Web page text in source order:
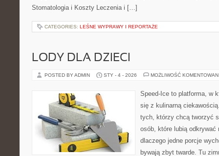
Stomatologia i Koszty Leczenia i […]
CATEGORIES: LEŚNE WYPRAWY I REPORTAŻE
LODY DLA DZIECI
POSTED BY ADMIN STY - 4 - 2026 MOŻLIWOŚĆ
Speed-Ice to platforma, w
się z kulinarną
tych, którzy chcą tworzyć
osób, które lubią odkrywać
dlaczego jedne porcje
bywają zbyt twarde. Tu